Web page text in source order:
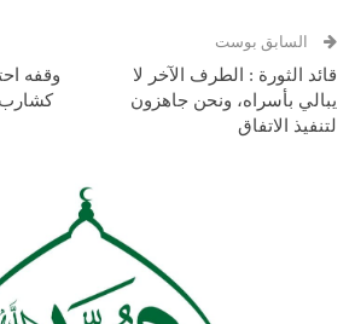
السابق بوست
قائد الثورة : الطرف الآخر لا
يبالي بأسراه، ونحن جاهزون
لتنفيذ الاتفاق
وقفه
كشارب